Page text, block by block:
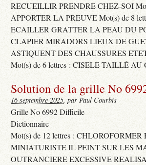
RECUEILLIR PRENDRE CHEZ-SOI
APPORTER LA PREUVE Mot(s) de 8
ECAILLER GRATTER LA PEAU DU
CLAPIER MIRADORS LIEUX DE
ASTIQUENT DES CHAUSSURES
Mot(s) de 6 lettres : CISELE TAILLÉ
Solution de la grille No
16 septembre 2025, par Paul Courbis
Grille No 6992 Difficile
Dictionnaire
Mot(s) de 12 lettres :
MINIATURISTE IL PEINT SUR LES
OUTRANCIERE EXCESSIVE